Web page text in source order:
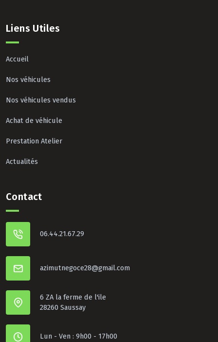
Liens Utiles
Accueil
Nos véhicules
Nos véhicules vendus
Achat de véhicule
Prestation Atelier
Actualités
Contact
06.44.21.67.29
azimutnegoce28@gmail.com
6 ZA la ferme de l'ile
28260 Saussay
Lun - Ven : 9h00 - 17h00